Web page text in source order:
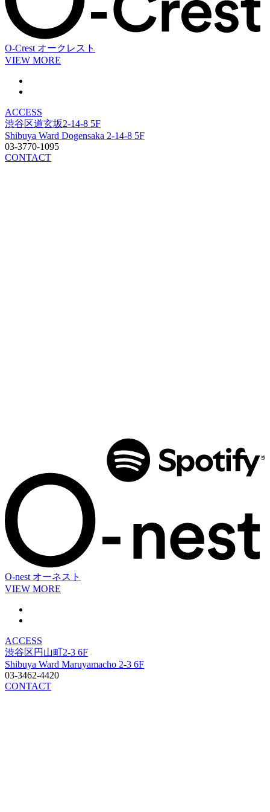
O-Crest オークレスト
VIEW MORE
ACCESS
渋谷区道玄坂2-14-8 5F
Shibuya Ward Dogensaka 2-14-8 5F
03-3770-1095
CONTACT
O-nest オーネスト
VIEW MORE
ACCESS
渋谷区円山町2-3 6F
Shibuya Ward Maruyamacho 2-3 6F
03-3462-4420
CONTACT